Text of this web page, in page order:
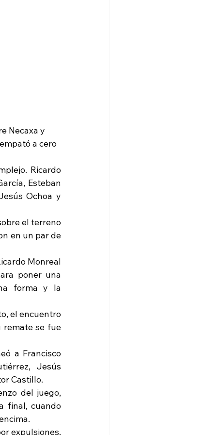
Necaxa y
a cero
Ricardo
Esteban
Ochoa y
el terreno
en un par de
Monreal
poner una
forma y la
el encuentro
remate se fue
a Francisco
Jesús
Castillo.
del juego,
final, cuando
expulsiones,